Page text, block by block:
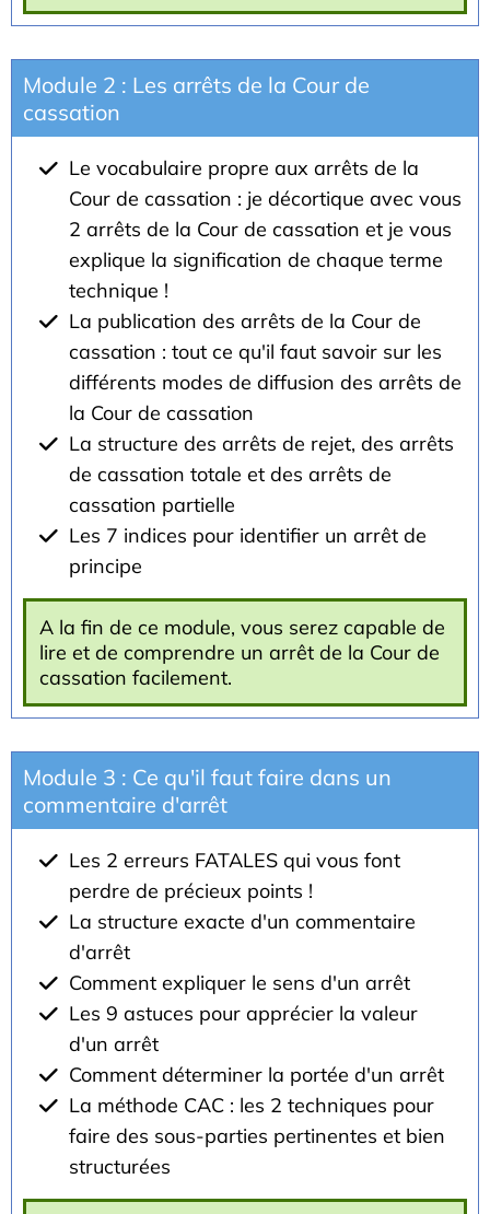
Module 2 : Les arrêts de la Cour de
cassation
Le vocabulaire propre aux arrêts de la
Cour de cassation : je décortique avec vous
2 arrêts de la Cour de cassation et je vous
explique la signification de chaque terme
technique !
La publication des arrêts de la Cour de
cassation : tout ce qu'il faut savoir sur les
différents modes de diffusion des arrêts de
la Cour de cassation
La structure des arrêts de rejet, des arrêts
de cassation totale et des arrêts de
cassation partielle
Les 7 indices pour identifier un arrêt de
principe
A la fin de ce module, vous serez capable de
lire et de comprendre un arrêt de la Cour de
cassation facilement.
Module 3 : Ce qu'il faut faire dans un
commentaire d'arrêt
Les 2 erreurs FATALES qui vous font
perdre de précieux points !
La structure exacte d'un commentaire
d'arrêt
Comment expliquer le sens d'un arrêt
Les 9 astuces pour apprécier la valeur
d'un arrêt
Comment déterminer la portée d'un arrêt
La méthode CAC : les 2 techniques pour
faire des sous-parties pertinentes et bien
structurées